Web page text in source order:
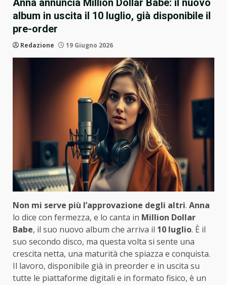
Anna annuncia Million Dollar Babe: il nuovo
album in uscita il 10 luglio, già disponibile il
pre-order
Redazione 19 Giugno 2026
Non mi serve più l’approvazione degli altri. Anna
lo dice con fermezza, e lo canta in Million Dollar
Babe, il suo nuovo album che arriva il 10 luglio. È il
suo secondo disco, ma questa volta si sente una
crescita netta, una maturità che spiazza e conquista.
Il lavoro, disponibile già in preorder e in uscita su
tutte le piattaforme digitali e in formato fisico, è un